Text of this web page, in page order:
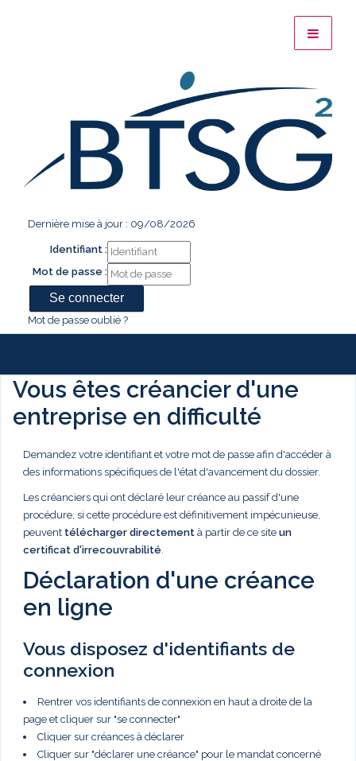
Dernière mise à jour : 09/08/2026
Identifiant :
Mot de passe :
Mot de passe oublié ?
Vous êtes créancier d'une
entreprise en difficulté
Demandez votre identifiant et votre mot de passe afin d'accéder à
des informations spécifiques de l'état d'avancement du dossier.
Les créanciers qui ont déclaré leur créance au passif d'une
procédure, si cette procédure est définitivement impécunieuse,
peuvent télécharger directement à partir de ce site un
certificat d'irrecouvrabilité.
Déclaration d'une créance
en ligne
Vous disposez d'identifiants de
connexion
Rentrer vos identifiants de connexion en haut a droite de la
page et cliquer sur "se connecter"
Cliquer sur créances à déclarer
Cliquer sur "déclarer une créance" pour le mandat concerné